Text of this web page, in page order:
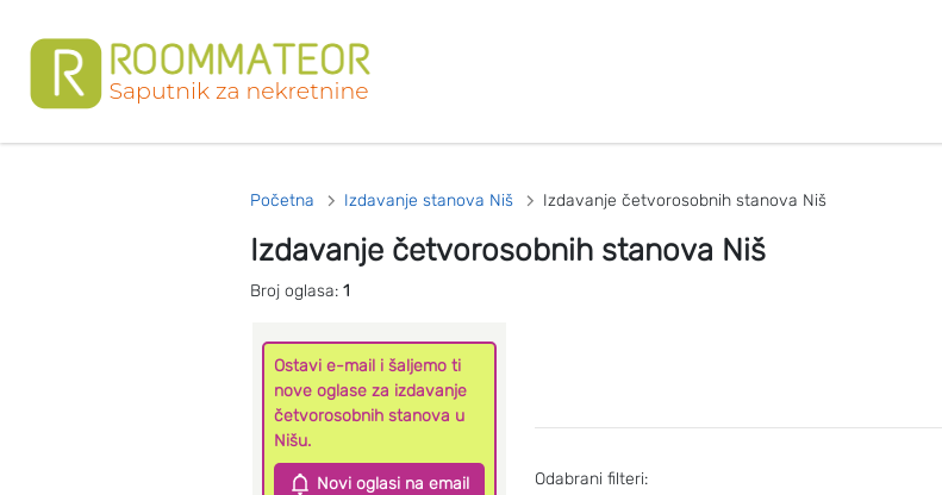
Početna Izdavanje stanova Niš Izdavanje četvorosobnih stanova Niš
Izdavanje četvorosobnih stanova Niš
Broj oglasa: 1
Ostavi e-mail i šaljemo ti
nove oglase za izdavanje
četvorosobnih stanova u
Nišu.
Novi oglasi na email Odabrani filteri: